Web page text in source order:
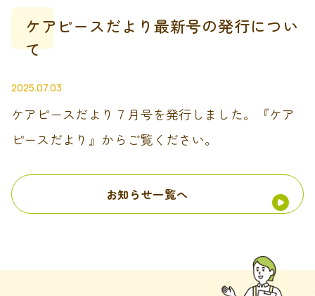
ケアピースだより最新号の発行につい
て
2025.07.03
ケアピースだより７月号を発行しました。『ケア
ピースだより』からご覧ください。
お知らせ一覧へ